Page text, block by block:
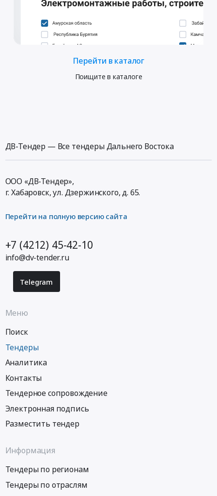
Перейти в каталог
Поищите в каталоге
ДВ-Тендер — Все тендеры Дальнего Востока
ООО «ДВ-Тендер»,
г. Хабаровск,ул. Дзержинского, д. 65.
Перейти на полную версию сайта
+7 (4212) 45-42-10
info@dv-tender.ru
Telegram
Меню
Поиск
Тендеры
Аналитика
Контакты
Тендерное сопровождение
Электронная подпись
Разместить тендер
Информация
Тендеры по регионам
Тендеры по отраслям